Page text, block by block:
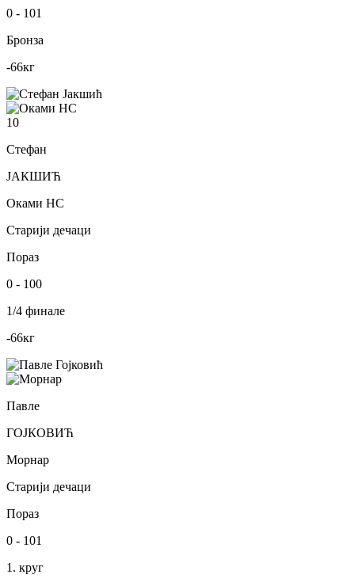
0 - 101
Бронза
-66кг
10
Стефан
ЈАКШИЋ
Оками НС
Старији дечаци
Пораз
0 - 100
1/4 финале
-66кг
Павле
ГОЈКОВИЋ
Морнар
Старији дечаци
Пораз
0 - 101
1. круг